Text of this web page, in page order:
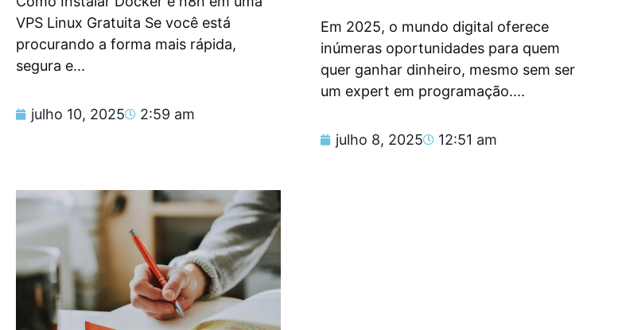
VPS Linux Gratuita Se você está
procurando a forma mais rápida,
segura e...
julho 10, 2025 2:59 am
Em 2025, o mundo digital oferece
inúmeras oportunidades para quem
quer ganhar dinheiro, mesmo sem ser
um expert em programação....
julho 8, 2025 12:51 am